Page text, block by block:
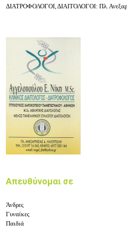
ΔΙΑΤΡΟΦΟΛΟΓΟΙ, ΔΙΑΙΤΟΛΟΓΟΙ: Πλ.
Απευθύνομαι σε
Άνδρες
Γυναίκες
Παιδιά